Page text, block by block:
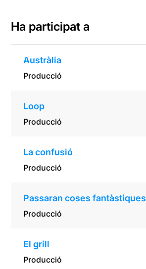
Ha participat a
Austràlia
Producció
Loop
Producció
La confusió
Producció
Passaran coses fantàstiques
Producció
El grill
Producció